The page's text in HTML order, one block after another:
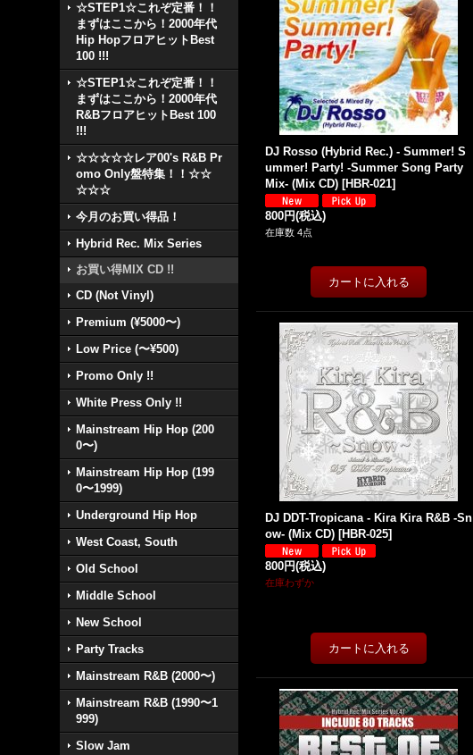
☆STEP1☆これぞ定番！！
まずはここから！2000年代
Hip HopフロアヒットBest
100 !!!
☆STEP1☆これぞ定番！！
まずはここから！2000年代
R&BフロアヒットBest 100
!!!
☆☆☆☆☆レア00's R&B Pr
omo Only盤特集！！☆☆
☆☆☆
今月のお買い得品！
Hybrid Rec. Mix Series
お買い得MIX CD !!
CD (Not Vinyl)
Premium (¥5000〜)
Low Price (〜¥500)
Promo Only !!
White Press Only !!
Mainstream Hip Hop (200
0〜)
Mainstream Hip Hop (199
0〜1999)
Underground Hip Hop
West Coast, South
Old School
Middle School
New School
Party Tracks
Mainstream R&B (2000〜)
Mainstream R&B (1990〜1
999)
Slow Jam
DJ Rosso (Hybrid Rec.) - Summer! S
ummer! Party! -Summer Song Party
Mix- (Mix CD) [HBR-021]
800円(税込)
在庫数 4点
DJ DDT-Tropicana - Kira Kira R&B -Sn
ow- (Mix CD) [HBR-025]
800円(税込)
在庫わずか